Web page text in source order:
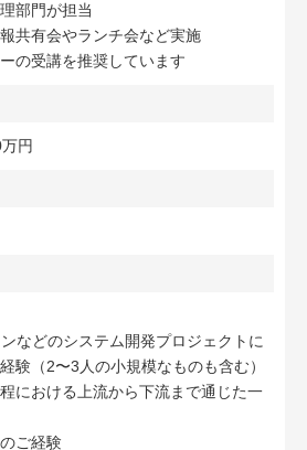
部門が担当
共有会やランチ会など実施
の受講を推奨しています
円
などのシステム開発プロジェクトに
験（2〜3人の小規模なものも含む）
における上流から下流まで通じた一
ご経験